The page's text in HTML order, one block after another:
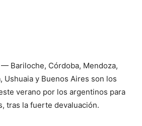
— Bariloche, Córdoba, Mendoza,
Ushuaia y Buenos Aires son los
verano por los argentinos para
tras la fuerte devaluación.